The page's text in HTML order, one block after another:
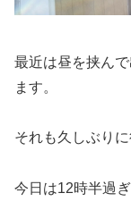
最近は昼を挟ん
ます。
それも久しぶり
今日は12時半過